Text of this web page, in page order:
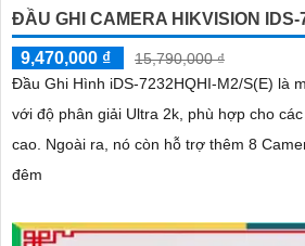
ĐẦU GHI CAMERA HIKVISION IDS-
9,470,000 ₫
15,790,000 ₫
Đầu Ghi Hình iDS-7232HQHI-M2/S(E) là
với độ phân giải Ultra 2k, phù hợp cho
cao. Ngoài ra, nó còn hỗ trợ thêm 8 Camera IP để quan sát ban
đêm